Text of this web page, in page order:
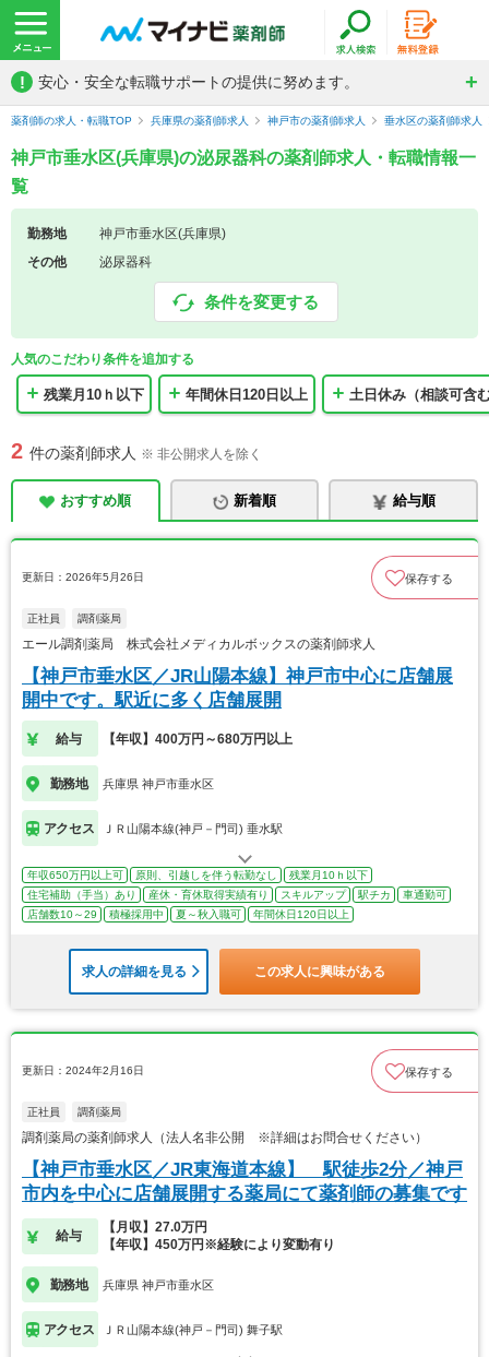
! 安心・安全な転職サポートの提供に努めます。
薬剤師の求人・転職TOP 兵庫県の薬剤師求人 神戸市の薬剤師求人 垂水区の薬剤師求人
神戸市垂水区(兵庫県)の泌尿器科の薬剤師求人・転職情報一
覧
勤務地
神戸市垂水区(兵庫県)
その他
泌尿器科
条件を変更する
人気のこだわり条件を追加する
残業月10ｈ以下 年間休日120日以上 土日休み（相談可含
2 件の薬剤師求人 ※ 非公開求人を除く
おすすめ順 新着順 給与順
更新日：2026年5月26日 保存する
正社員 調剤薬局
エール調剤薬局 株式会社メディカルボックスの薬剤師求人
【神戸市垂水区／JR山陽本線】神戸市中心に店舗展
開中です。駅近に多く店舗展開
給与 【年収】400万円～680万円以上
勤務地 兵庫県 神戸市垂水区
アクセス ＪＲ山陽本線(神戸－門司) 垂水駅
年収650万円以上可 原則、引越しを伴う転勤なし
残業月10ｈ以下
住宅補助（手当）あり
産休・育休取得実績有り スキルアップ 駅チカ
車通勤可
店舗数10～29
積極採用中 夏～秋入職可 年間休日120日以上
求人の詳細を見る この求人に興味がある
更新日：2024年2月16日 保存する
正社員 調剤薬局
調剤薬局の薬剤師求人（法人名非公開 ※詳細はお問合せください）
【神戸市垂水区／JR東海道本線】 駅徒歩2分／神戸
市内を中心に店舗展開する薬局にて薬剤師の募集です
給与
【月収】27.0万円
【年収】450万円※経験により変動有り
勤務地 兵庫県 神戸市垂水区
アクセス ＪＲ山陽本線(神戸－門司) 舞子駅